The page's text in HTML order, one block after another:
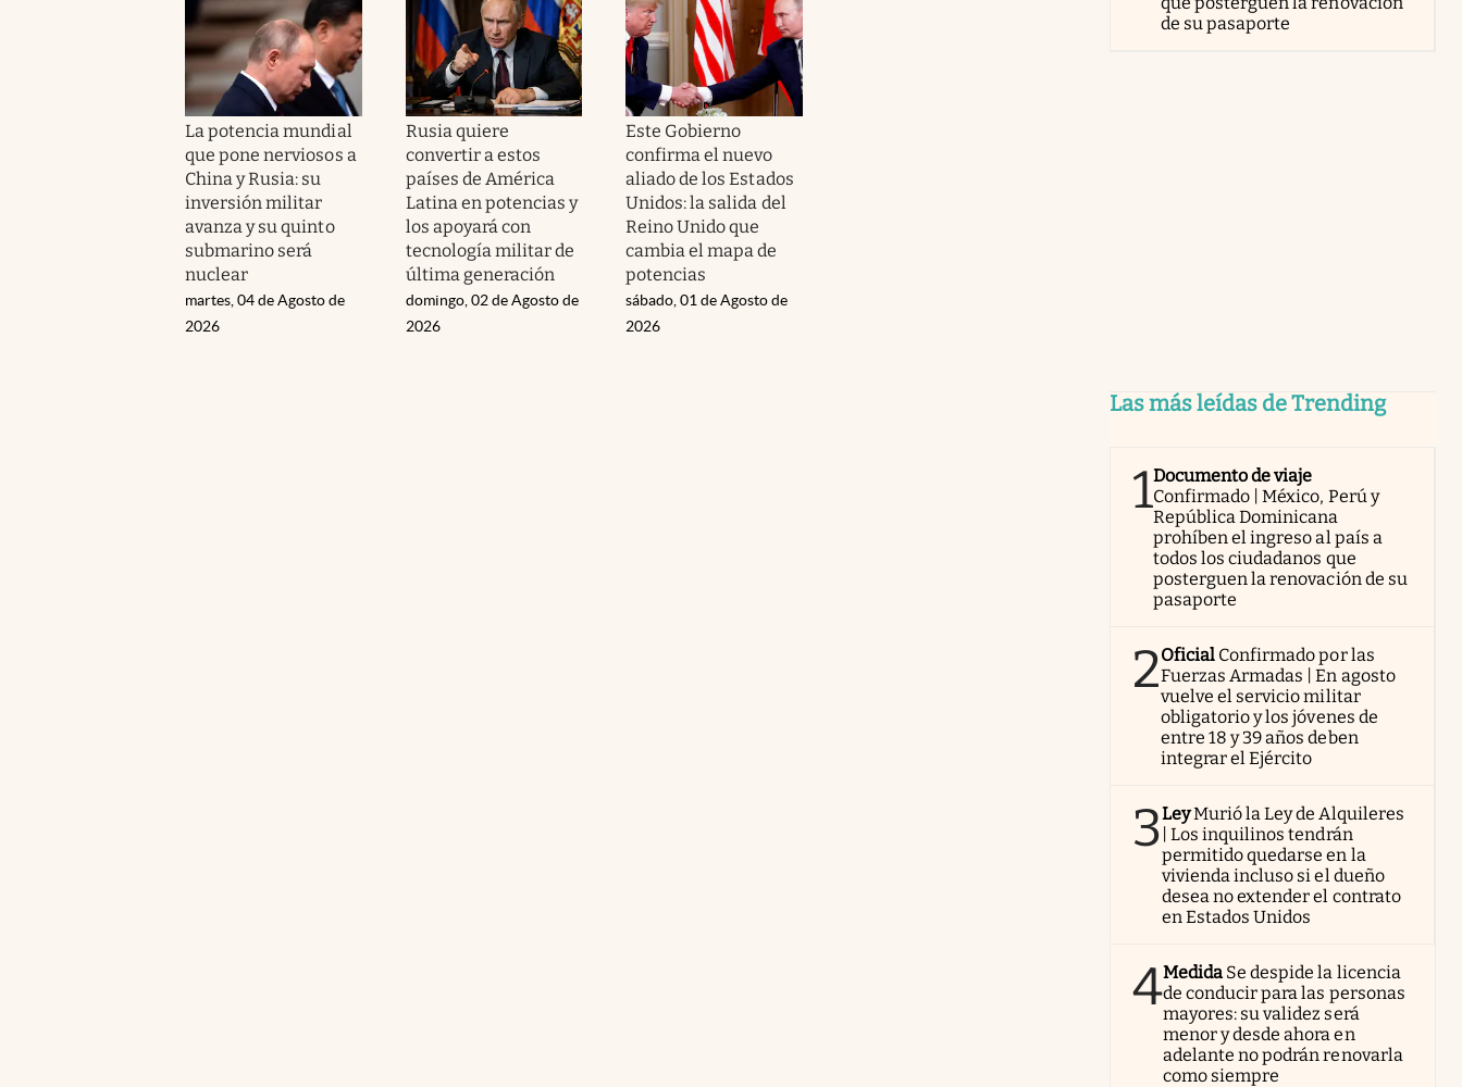
La potencia mundial
que pone nerviosos a
China y Rusia: su
inversión militar
avanza y su quinto
submarino será
nuclear
martes, 04 de Agosto de
2026
Rusia quiere
convertir a estos
países de América
Latina en potencias y
los apoyará con
tecnología militar de
última generación
domingo, 02 de Agosto de
2026
Este Gobierno
confirma el nuevo
aliado de los Estados
Unidos: la salida del
Reino Unido que
cambia el mapa de
potencias
sábado, 01 de Agosto de
2026
de su pasaporte
Las más leídas de Trending
1Documento de viaje
Confirmado | México, Perú y
República Dominicana
prohíben el ingreso al país a
todos los ciudadanos que
posterguen la renovación de su
pasaporte
2Oficial Confirmado por las
Fuerzas Armadas | En agosto
vuelve el servicio militar
obligatorio y los jóvenes de
entre 18 y 39 años deben
integrar el Ejército
3LeyMurió la Ley de Alquileres
| Los inquilinos tendrán
permitido quedarse en la
vivienda incluso si el dueño
desea no extender el contrato
en Estados Unidos
4Medida Se despide la licencia
de conducir para las personas
mayores: su validez será
menor y desde ahora en
adelante no podrán renovarla
como siempre